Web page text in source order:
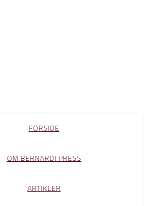
FORSIDE
OM BERNARDI PRESS
ARTIKLER